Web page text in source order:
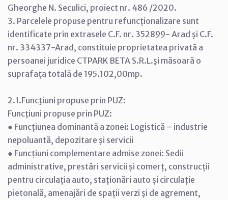
Gheorghe N. Seculici, proiect nr. 486 /2020.
3. Parcelele propuse pentru refuncționalizare sunt
identificate prin extrasele C.F. nr. 352899- Arad şi C.F.
nr. 334337-Arad, constituie proprietatea privată a
persoanei juridice CTPARK BETA S.R.L.şi măsoară o
suprafața totală de 195.102,00mp.
2.1.Funcţiuni propuse prin PUZ:
Funcţiuni propuse prin PUZ:
● Funcțiunea dominantă a zonei: Logistică – industrie
nepoluantă, depozitare și servicii
● Funcțiuni complementare admise zonei: Sedii
administrative, prestări servicii și comerț, construcții
pentru circulația auto, staționări auto și circulație
pietonală, amenajări de spații verzi și de agrement,